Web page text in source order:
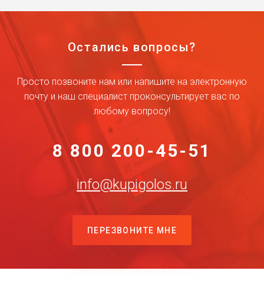
Остались вопросы?
Просто позвоните нам или напишите на электронную
почту и наш специалист проконсультирует вас по
любому вопросу!
8 800 200-45-51
info@kupigolos.ru
ПЕРЕЗВОНИТЕ МНЕ